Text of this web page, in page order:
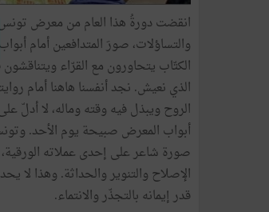
انقضت دورةُ هذا العام من معرض
والتساؤلات، صورَ المتدافعين أمام
الكتّاب يتحاورون مع القرّاء
الذي نعيش. نجد أنفسنا هاهنا أمام
الروح ويبذل فيه وقته وماله، لا أدلّ
أبواب المعرض صبيحة يوم الأحد.
صورة شاعر على إحدى عملاته
الإصلاح والتنوير والحداثة. وهذا لا
قدر إيمانه بالتجذّر والانتماء.